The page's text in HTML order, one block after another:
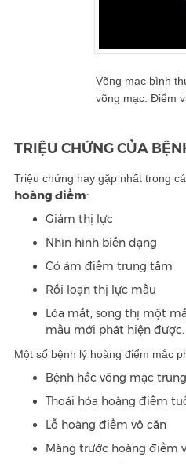
Võng mạc bình
võng mạc. Điểm
TRIỆU CHỨNG CỦA
Triệu chứng hay gặp nhất trong
hoàng điểm:
Giảm thị lực
Nhìn hình biến dạng
Có ám điểm trung tâm
Rối loạn thị lực mầu
Lóa mắt, song thị một
mầu mới phát hiện được.
Một số bệnh lý hoàng điểm mắc
Bệnh hắc võng mạc
Thoái hóa hoàng điểm
Lỗ hoàng điểm vô căn
Màng trước hoàng điểm